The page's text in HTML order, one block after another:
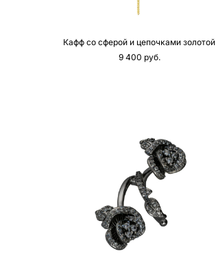
Кафф со сферой и цепочками золотой
9 400 pуб.